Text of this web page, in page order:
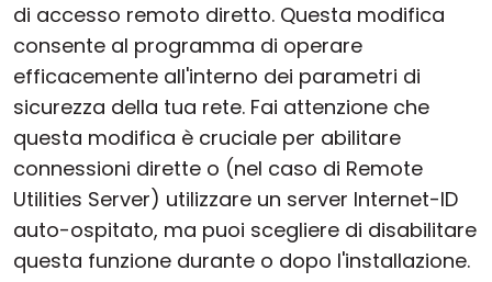
di accesso remoto diretto. Questa modifica
consente al programma di operare
efficacemente all'interno dei parametri di
sicurezza della tua rete. Fai attenzione che
questa modifica è cruciale per abilitare
connessioni dirette o (nel caso di Remote
Utilities Server) utilizzare un server Internet-ID
auto-ospitato, ma puoi scegliere di disabilitare
questa funzione durante o dopo l'installazione.